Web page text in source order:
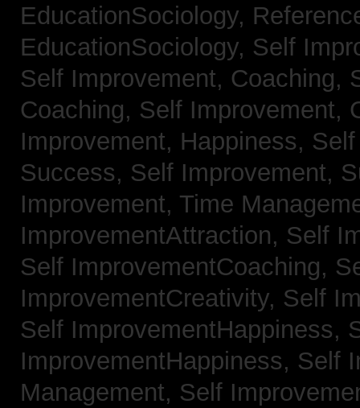
EducationSociology,
EducationSociology, Self
Self Improvement, Coaching,
Coaching, Self Improvement,
Improvement, Happiness,
Success, Self Improvement,
Improvement, Time
ImprovementAttraction, Self
Self ImprovementCoaching,
ImprovementCreativity, Self
Self ImprovementHappiness,
ImprovementHappiness, Self
Management, Self